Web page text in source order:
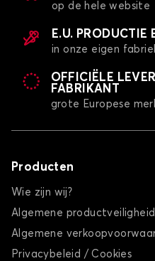
op de hele website
E.U. PRODUCTIE
in onze eigen
OFFICIËLE
FABRIKANT
grote Europese
Producten
Wie zijn wij?
Algemene
Algemene
Privacybeleid / Cookies